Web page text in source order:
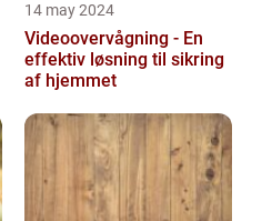
14 may 2024
Videoovervågning - En
effektiv løsning til sikring
af hjemmet